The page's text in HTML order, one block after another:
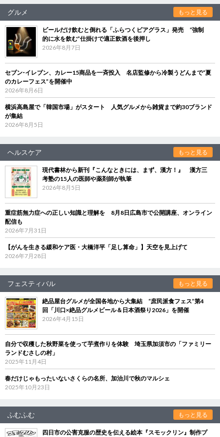
グルメ もっと見る
ビールだけ飲むと倒れる「ふらつくビアグラス」発売 “強制
的に水を飲む”仕掛けで適正飲酒を後押し
2026年8月7日
セブン‐イレブン、カレー15商品を一斉投入 名店監修から冷製うどんまで“夏
のカレーフェス”を開催中
2026年8月6日
横浜高島屋で「韓国市場」がスタート 人気グルメから雑貨まで約30ブランド
が集結
2026年8月5日
ヘルスケア もっと見る
現代書林から新刊『こんなときには、まず、漢方！』 漢方三
考塾の15人の医師や薬剤師が執筆
2026年8月5日
重症筋無力症への正しい知識と理解を 8月8日広島市で公開講座、オンライン
配信も
2026年7月31日
【がんを生きる緩和ケア医・大橋洋平「足し算命」】天空を見上げて
2026年7月28日
フェスティバル もっと見る
絶品屋台グルメが全国各地から大集結 “庶民派食フェス”第4
回「川口×絶品グルメビール＆日本酒祭り2026」を開催
2026年4月15日
自分で収穫した秋野菜を使って芋煮作りを体験 埼玉県加須市の「ファミリー
ランドむさしの村」
2025年11月4日
春だけじゃもったいないさくらの名所、加治川で秋のマルシェ
2025年10月23日
ふむふむ もっと見る
四日市の公害克服の歴史を伝える絵本『スモックリン』制作プ